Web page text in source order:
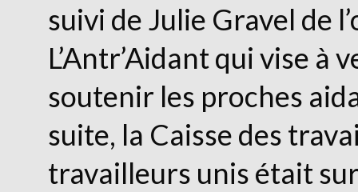
suivi de Julie Gravel de
L’Antr’Aidant qui vise à
soutenir les proches
suite, la Caisse des
travailleurs unis était